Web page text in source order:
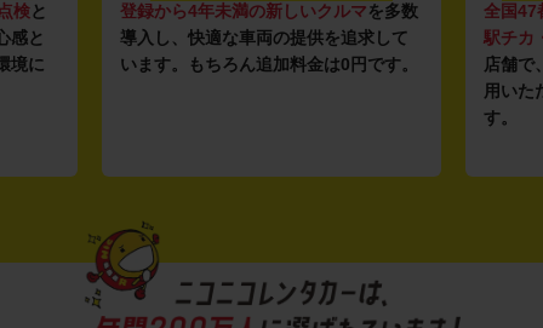
検と
感と
境に
登録から4年未満の新しいクルマを多数
導入し、快適な車両の提供を追求して
います。もちろん追加料金は0円です。
全国47
駅チカ
店舗で
用いた
す。